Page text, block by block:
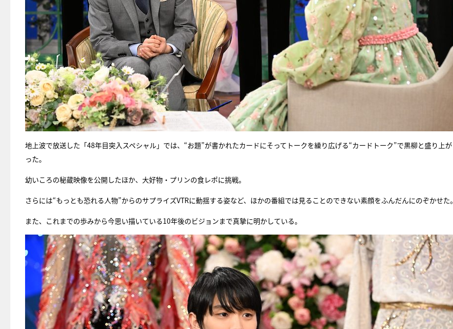
地上波で放送した「48年目突入スペシャル」では、“お題”が書かれたカードにそってトークを繰り広げる“カードトーク”で黒柳と盛り上が
った。
幼いころの秘蔵映像を公開したほか、大好物・プリンの食レポに挑戦。
さらには“もっとも恐れる人物”からのサプライズVTRに動揺する姿など、ほかの番組では見ることのできない素顔をふんだんにのぞかせた。
また、これまでの歩みから今思い描いている10年後のビジョンまで真摯に明かしている。